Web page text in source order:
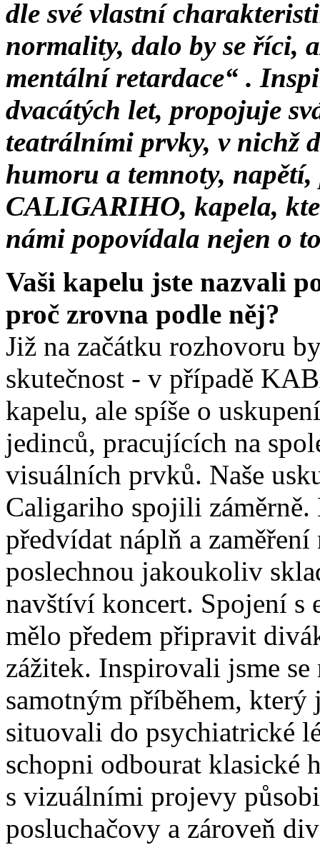
dle své vlastní
normality, dalo by se říci,
mentální retardace“ .
dvacátých let, propojuje
teatrálními prvky, v nichž
humoru a temnoty,
CALIGARIHO, kapela,
námi popovídala nejen o
Vaši kapelu jste nazvali
proč zrovna podle něj?
Již na začátku rozhovoru
skutečnost - v případě
kapelu, ale spíše o
jedinců, pracujících na
visuálních prvků. Naše
Caligariho spojili
předvídat náplň a
poslechnou jakoukoliv
navštíví koncert. Spojení
mělo předem připravit
zážitek. Inspirovali jsme
samotným příběhem, který
situovali do psychiatrické
schopni odbourat klasické
s vizuálními projevy
posluchačovy a zároveň